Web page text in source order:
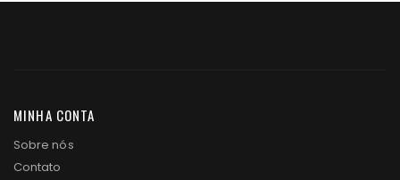
MINHA CONTA
Sobre nós
Contato